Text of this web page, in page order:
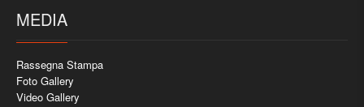
MEDIA
Rassegna Stampa
Foto Gallery
Video Gallery